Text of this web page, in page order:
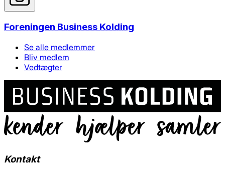
Foreningen Business Kolding
Se alle medlemmer
Bliv medlem
Vedtægter
Kontakt